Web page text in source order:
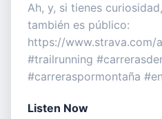
Ah, y, si tienes
también es público:
https://www.strava.com/
#trailrunning
#carreraspormontaña
Listen Now